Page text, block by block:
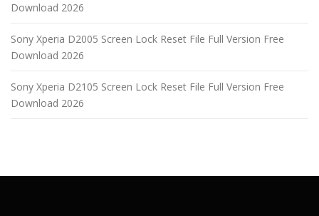
Download 2026
Sony Xperia D2005 Screen Lock Reset File Full Version Free
Download 2026
Sony Xperia D2105 Screen Lock Reset File Full Version Free
Download 2026